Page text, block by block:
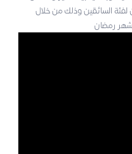
السائقين وذلك من خلال
رمضان